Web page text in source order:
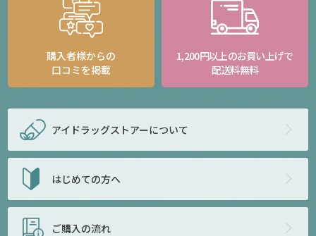
購入者様からの
口コミを掲載
1,200円以上のお買い上げで
配送料無料
アイドラッグストアーについて
はじめての方へ
ご購入の流れ